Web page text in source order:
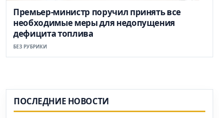
Премьер-министр поручил принять все
необходимые меры для недопущения
дефицита топлива
БЕЗ РУБРИКИ
ПОСЛЕДНИЕ НОВОСТИ